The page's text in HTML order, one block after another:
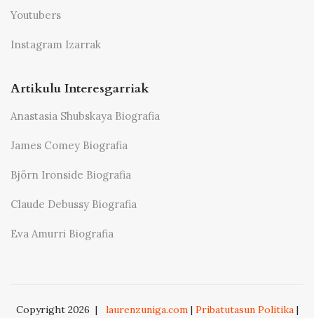
Youtubers
Instagram Izarrak
Artikulu Interesgarriak
Anastasia Shubskaya Biografia
James Comey Biografia
Björn Ironside Biografia
Claude Debussy Biografia
Eva Amurri Biografia
Copyright 2026 | laurenzuniga.com| Pribatutasun Politika|